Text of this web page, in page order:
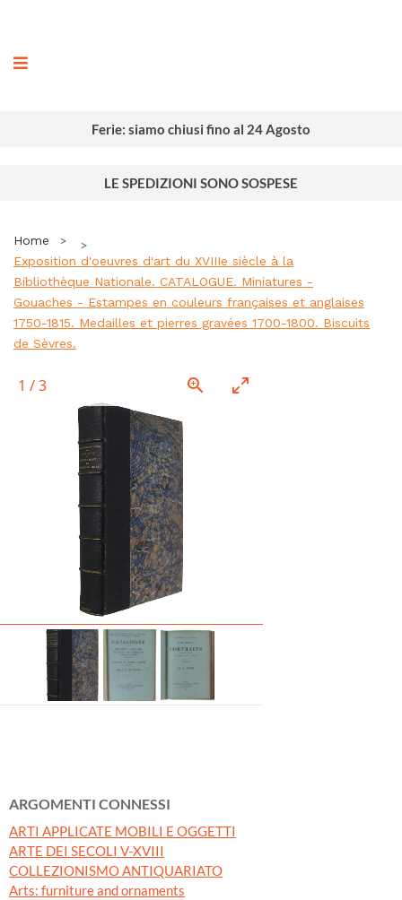
Ferie: siamo chiusi fino al 24 Agosto
LE SPEDIZIONI SONO SOSPESE
Home
Exposition d'oeuvres d'art du XVIIIe siècle à la
Bibliothèque Nationale. CATALOGUE. Miniatures -
Gouaches - Estampes en couleurs françaises et anglaises
1750-1815. Medailles et pierres gravées 1700-1800. Biscuits
de Sèvres.
1 /3
ARGOMENTI CONNESSI
ARTI APPLICATE MOBILI E OGGETTI
ARTE DEI SECOLI V-XVIII
COLLEZIONISMO ANTIQUARIATO
Arts: furniture and ornaments